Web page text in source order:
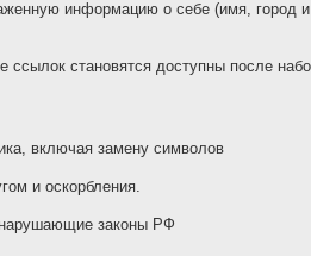
информацию о себе (имя, город
становятся доступны после
включая замену символов
и оскорбления.
законы РФ